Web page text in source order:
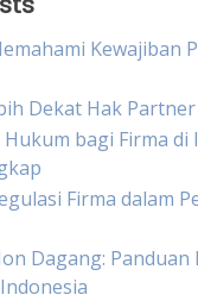
Kewajiban
Dekat Hak
bagi Firma di
Firma dalam
Dagang: